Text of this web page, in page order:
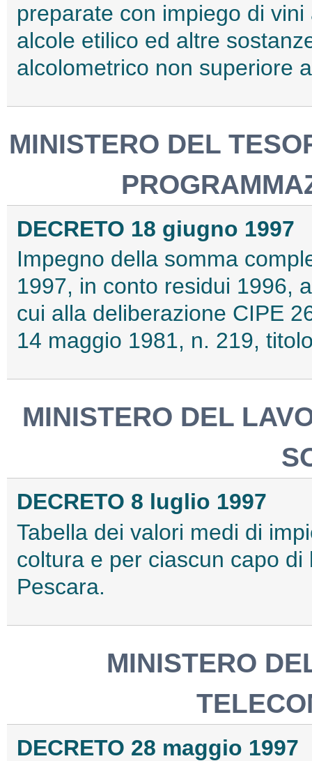
preparate con impiego di
alcole etilico ed altre
alcolometrico non superiore
MINISTERO DEL
DECRETO 18 giugno 1997
Impegno della somma
1997, in conto residui 1996,
cui alla deliberazione CIPE
14 maggio 1981, n. 219,
MINISTERO DEL
DECRETO 8 luglio 1997
Tabella dei valori medi di
coltura e per ciascun capo
Pescara.
MINISTERO
DECRETO 28 maggio 1997